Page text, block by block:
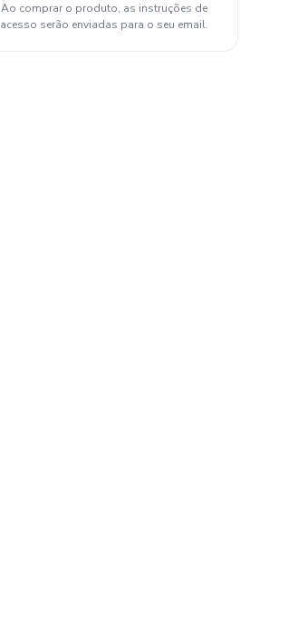
Ao comprar o produto, as instruções de
acesso serão enviadas para o seu email.